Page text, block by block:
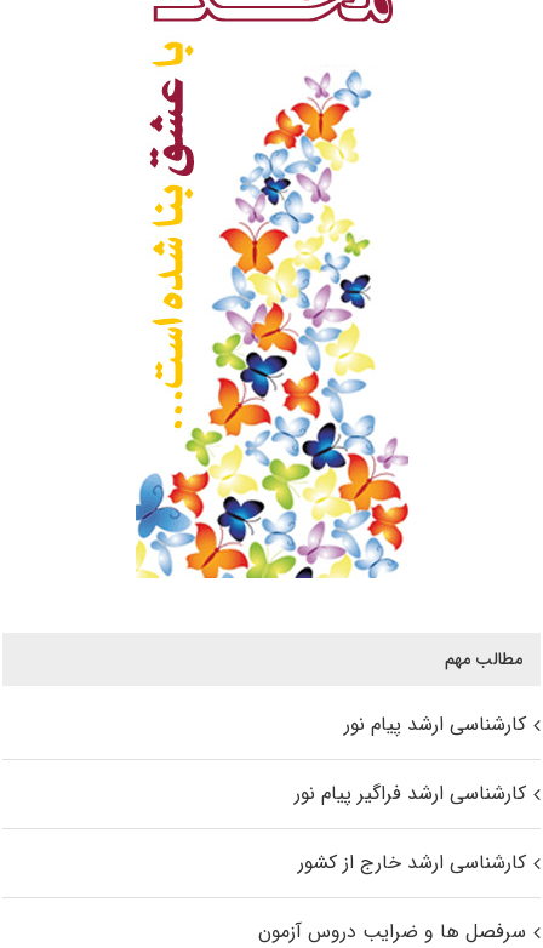
مطالب مهم
کارشناسی ارشد پیام نور
کارشناسی ارشد فراگیر پیام نور
کارشناسی ارشد خارج از کشور
سرفصل ها و ضرایب دروس آزمون